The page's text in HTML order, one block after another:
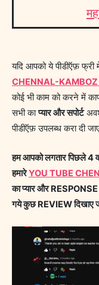
यदि आपको ये पीडीऍफ़ फ्री
CHENNAL-KAMBOZ
कोई भी काम को करने में
सभी काप्यार और सपोर्ट
पीडीऍफ़ उपलब्ध करा दी
हम आपको लगतार पिछले 4
हमारेYOU TUBE
का प्यार और RESPONSE
गये कुछ REVIEW दिखाए